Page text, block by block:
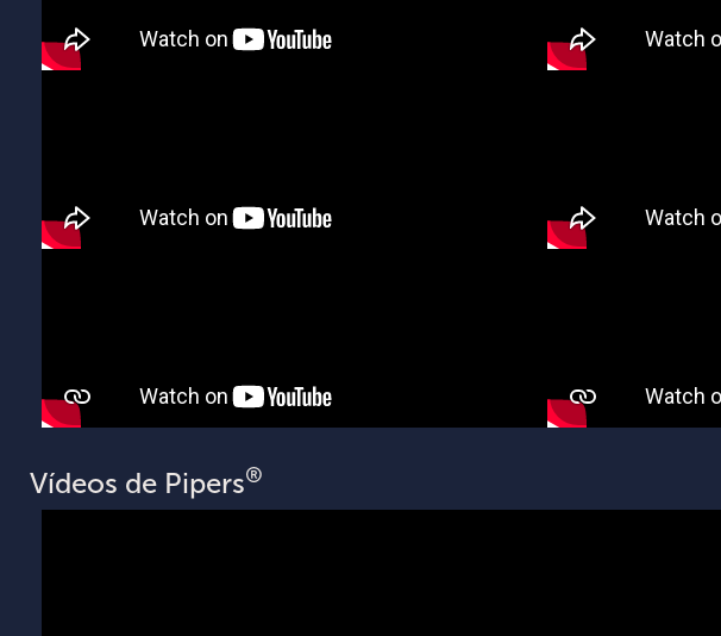
Vídeos de Pipers®